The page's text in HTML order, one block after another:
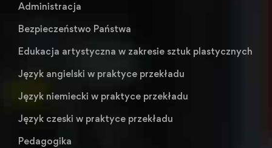
Administracja
Bezpieczeństwo Państwa
Edukacja artystyczna w zakresie sztuk plastycznych
Język angielski w praktyce przekładu
Język niemiecki w praktyce przekładu
Język czeski w praktyce przekładu
Pedagogika